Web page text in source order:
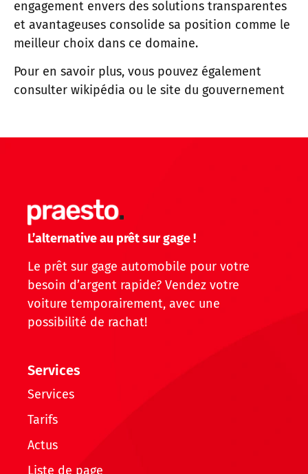
engagement envers des solutions transparentes
et avantageuses consolide sa position comme le
meilleur choix dans ce domaine.
Pour en savoir plus, vous pouvez également
consulter wikipédia ou le site du gouvernement
L’alternative au prêt sur gage !
Le prêt sur gage automobile pour votre
besoin d’argent rapide? Vendez votre
voiture temporairement, avec une
possibilité de rachat!
Services
Services
Tarifs
Actus
Liste de page